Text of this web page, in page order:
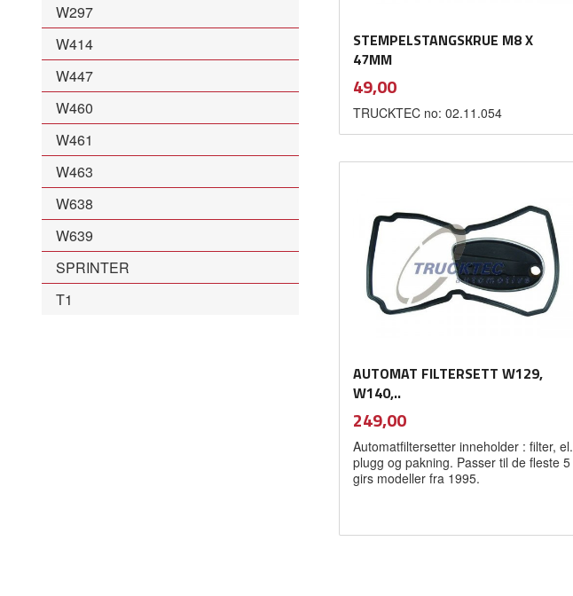
W297
W414
W447
W460
W461
W463
W638
W639
SPRINTER
T1
STEMPELSTANGSKRUE M8 X
47MM
Pris
49,00mva.
TRUCKTEC no: 02.11.054
AUTOMAT FILTERSETT W129,
W140,..
Pris
249,00mva.
Automatfiltersetter inneholder : filter, el.
plugg og pakning. Passer til de fleste 5
girs modeller fra 1995.